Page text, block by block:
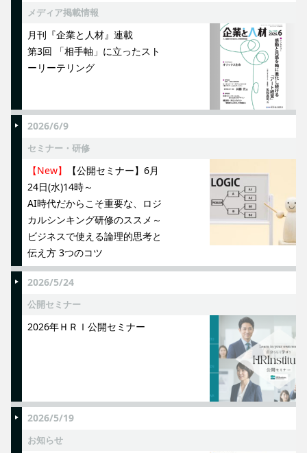
メディア掲載情報
月刊『企業と人材』連載
第3回 「相手軸」に立ったスト
ーリーテリング
2026/6/9
セミナー・研修
【New】
【公開セミナー】6月
24日(水)14時～
AI時代だからこそ重要な、ロジ
カルシンキング研修のススメ～
ビジネスで使える論理的思考と
伝え方 3つのコツ
2026/5/24
公開セミナー
2026年ＨＲＩ公開セミナー
2026/5/19
お知らせ